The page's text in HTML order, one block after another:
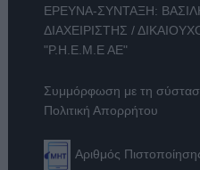
ΕΡΕΥΝΑ-ΣΥΝΤΑΞΗ:
ΔΙΑΧΕΙΡΙΣΤΗΣ /
"Ρ.Η.Ε.Μ.Ε ΑΕ"
Συμμόρφωση με τη
Πολιτική Απορρήτου
Αριθμός